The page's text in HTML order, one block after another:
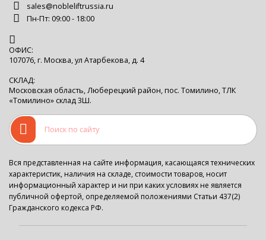
sales@nobleliftrussia.ru
Пн-Пт: 09:00 - 18:00
ОФИС:
107076, г. Москва, ул Атарбекова, д. 4
СКЛАД:
Московская область, Люберецкий район, пос. Томилино, ТЛК
«Томилино» склад 3Ш.
Вся представленная на сайте информация, касающаяся технических
характеристик, наличия на складе, стоимости товаров, носит
информационный характер и ни при каких условиях не является
публичной офертой, определяемой положениями Статьи 437(2)
Гражданского кодекса РФ.